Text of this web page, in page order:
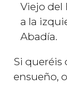
Viejo del
a la
Abadía.
Si queréis
ensueño,